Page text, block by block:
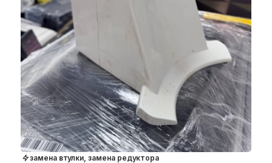
замена втулки, замена редуктора